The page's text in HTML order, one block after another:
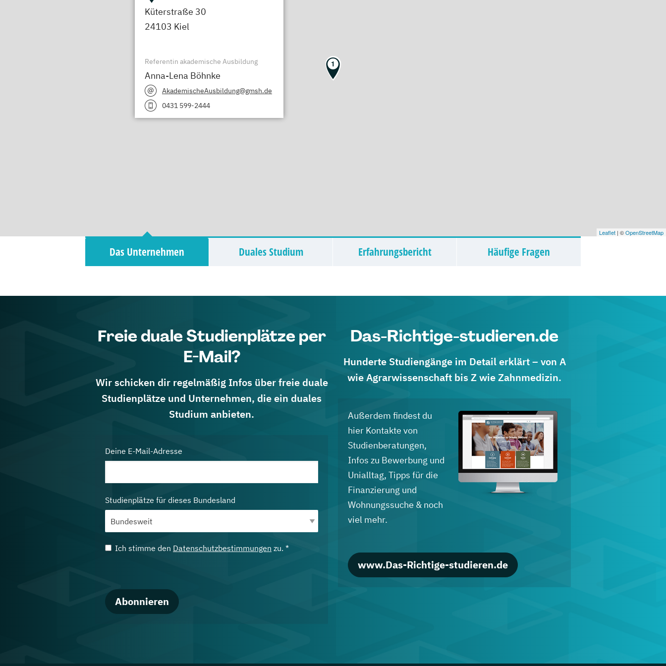
Küterstraße 30
24103 Kiel
Referentin akademische Ausbildung
Anna-Lena Böhnke
AkademischeAusbildung@gmsh.de
0431 599-2444
1
Leaflet | ©OpenStreetMap
Das Unternehmen Duales Studium Erfahrungsbericht Häufige Fragen
Freie duale Studienplätze per
E-Mail?
Wir schicken dir regelmäßig Infos über freie duale
Studienplätze und Unternehmen, die ein duales
Studium anbieten.
Deine E-Mail-Adresse
Studienplätze für dieses Bundesland
Ich stimme den Datenschutzbestimmungen zu. *
Abonnieren
Das-Richtige-studieren.de
Hunderte Studiengänge im Detail erklärt – von A
wie Agrarwissenschaft bis Z wie Zahnmedizin.
Außerdem findest du
hier Kontakte von
Studienberatungen,
Infos zu Bewerbung und
Unialltag, Tipps für die
Finanzierung und
Wohnungssuche & noch
viel mehr.
www.Das-Richtige-studieren.de